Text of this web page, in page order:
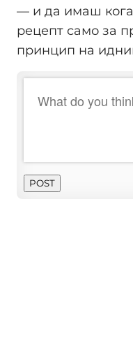
— и да имаш
рецепт само за
принцип на
POST